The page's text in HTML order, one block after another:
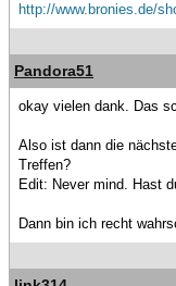
http://www.bronies.de/
Pandora51
okay vielen dank. Das
Also ist dann die
Treffen?
Edit: Never mind. Hast
Dann bin ich recht